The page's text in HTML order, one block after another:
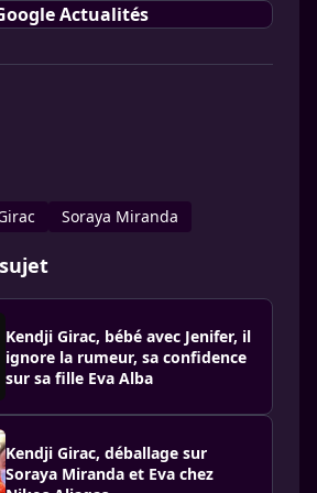
Actualités
Soraya Miranda
Kendji Girac, bébé avec Jenifer, il
ignore la rumeur, sa confidence
sur sa fille Eva Alba
Kendji Girac, déballage sur
Soraya Miranda et Eva chez